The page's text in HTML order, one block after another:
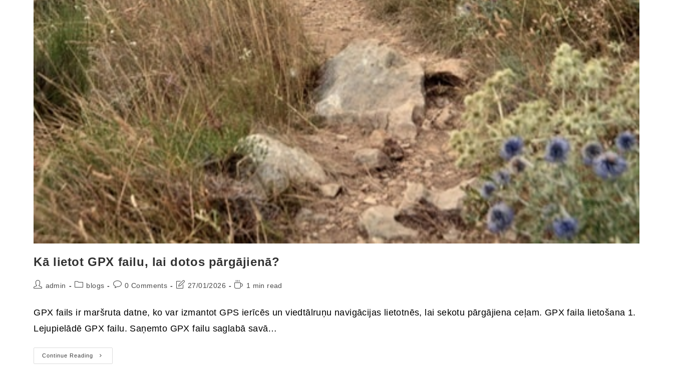
Kā lietot GPX failu, lai dotos pārgājienā?
admin blogs 0 Comments 27/01/2026 1 min read
GPX fails ir maršruta datne, ko var izmantot GPS ierīcēs un viedtālruņu navigācijas lietotnēs, lai sekotu pārgājiena ceļam. GPX faila lietošana 1.
Lejupielādē GPX failu. Saņemto GPX failu saglabā savā…
Continue Reading